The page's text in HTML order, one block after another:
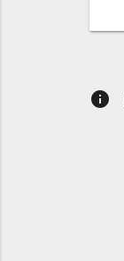
info